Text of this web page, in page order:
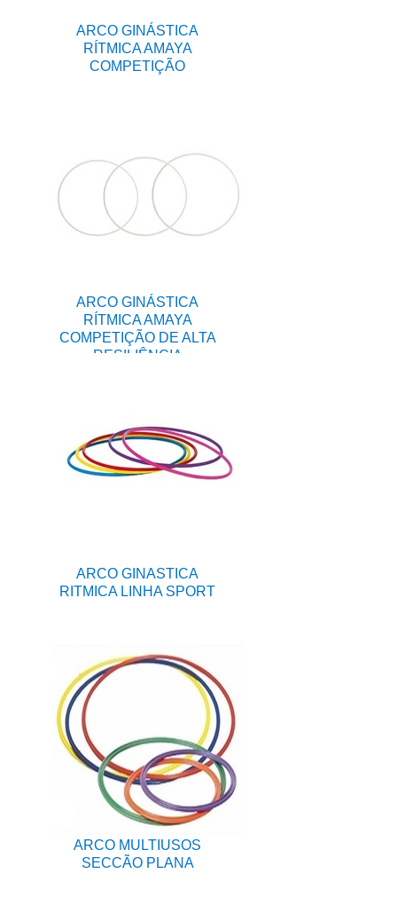
ARCO GINÁSTICA
RÍTMICA AMAYA
COMPETIÇÃO
ARCO GINÁSTICA
RÍTMICA AMAYA
COMPETIÇÃO DE ALTA
RESILIÊNCIA
ARCO GINASTICA
RITMICA LINHA SPORT
ARCO MULTIUSOS
SECCÃO PLANA